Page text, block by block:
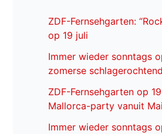
ZDF-Fernsehgarten:
op 19 juli
Immer wieder sonntags
zomerse
ZDF-Fernsehgarten op
Mallorca-party vanuit
Immer wieder sonntags